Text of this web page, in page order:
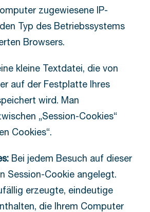
zugewiesene IP-
Typ des Betriebssystems
Browsers.
kleine Textdatei, die von
auf der Festplatte Ihres
wird. Man
„Session-Cookies“
Cookies“.
Bei jedem Besuch auf dieser
Session-Cookie angelegt.
erzeugte, eindeutige
die Ihrem Computer